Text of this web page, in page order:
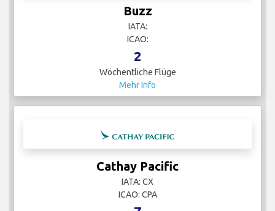
Buzz
IATA:
ICAO:
2
Wöchentliche Flüge
Mehr Info
Cathay Pacific
IATA: CX
ICAO: CPA